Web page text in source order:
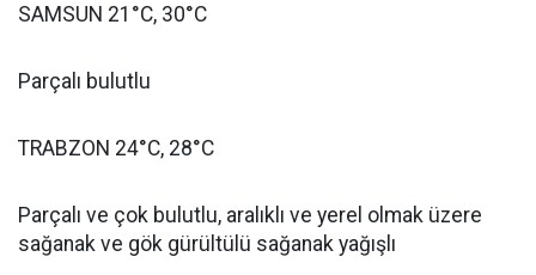
SAMSUN 21°C, 30°C
Parçalı bulutlu
TRABZON 24°C, 28°C
Parçalı ve çok bulutlu, aralıklı ve yerel olmak üzere
sağanak ve gök gürültülü sağanak yağışlı